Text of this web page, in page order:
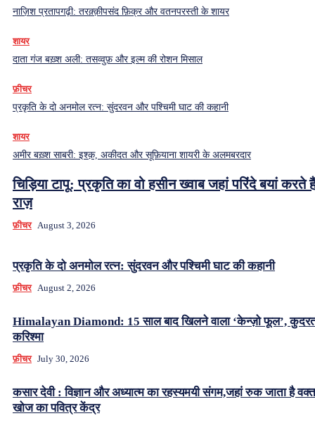
नाज़िश प्रतापगढ़ी: तरक़्क़ीपसंद फ़िक्र और वतनपरस्ती के शायर
शायर
दाता गंज बख़्श अली: तसव्वुफ़ और इल्म की रोशन मिसाल
फ़ीचर
प्रकृति के दो अनमोल रत्न: सुंदरवन और पश्चिमी घाट की कहानी
शायर
अमीर बख़्श साबरी: इश्क़, अकीदत और सूफ़ियाना शायरी के अलमबरदार
चिड़िया टापू: प्रकृति का वो हसीन ख्वाब जहां परिंदे बयां करते
राज़
फ़ीचर August 3, 2026
प्रकृति के दो अनमोल रत्न: सुंदरवन और पश्चिमी घाट की कहानी
फ़ीचर August 2, 2026
Himalayan Diamond: 15 साल बाद खिलने वाला ‘केन्ज़ो फूल’,
करिश्मा
फ़ीचर July 30, 2026
कसार देवी : विज्ञान और अध्यात्म का रहस्यमयी संगम,जहां रुक जाता है
खोज का पवित्र केंद्र